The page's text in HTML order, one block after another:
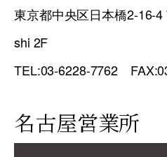
東京都中央区日本橋2-16-
shi 2F
TEL:03-6228-7762
名古屋営業所